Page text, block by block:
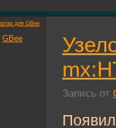
GBee
Запись от